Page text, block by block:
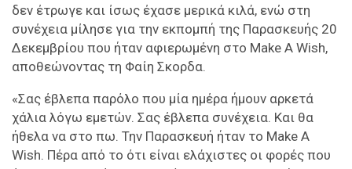
δεν έτρωγε και ίσως έχασε μερικά κιλά, ενώ στη
συνέχεια μίλησε για την εκπομπή της Παρασκευής 20
Δεκεμβρίου που ήταν αφιερωμένη στο Make A Wish,
αποθεώνοντας τη Φαίη Σκορδα.
«Σας έβλεπα παρόλο που μία ημέρα ήμουν αρκετά
χάλια λόγω εμετών. Σας έβλεπα συνέχεια. Και θα
ήθελα να στο πω. Την Παρασκευή ήταν το Make A
Wish. Πέρα από το ότι είναι ελάχιστες οι φορές που